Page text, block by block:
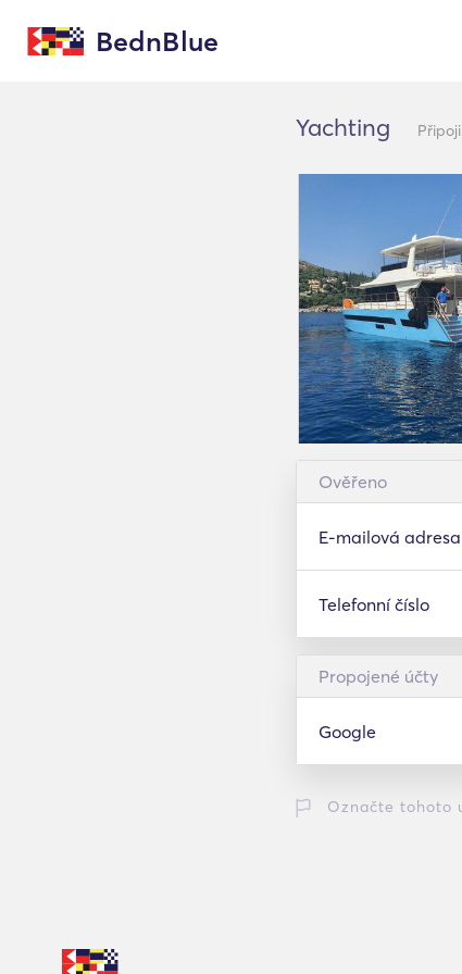
BednBlue
Yachting
Ověřeno
E-mailová adresa
Telefonní číslo
Propojené účty
Google
Označte tohoto